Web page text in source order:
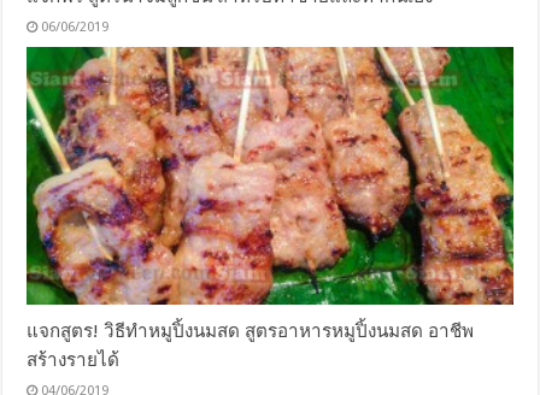
06/06/2019
แจกสูตร! วิธีทำหมูปิ้งนมสด สูตรอาหารหมูปิ้งนมสด อาชีพ
สร้างรายได้
04/06/2019